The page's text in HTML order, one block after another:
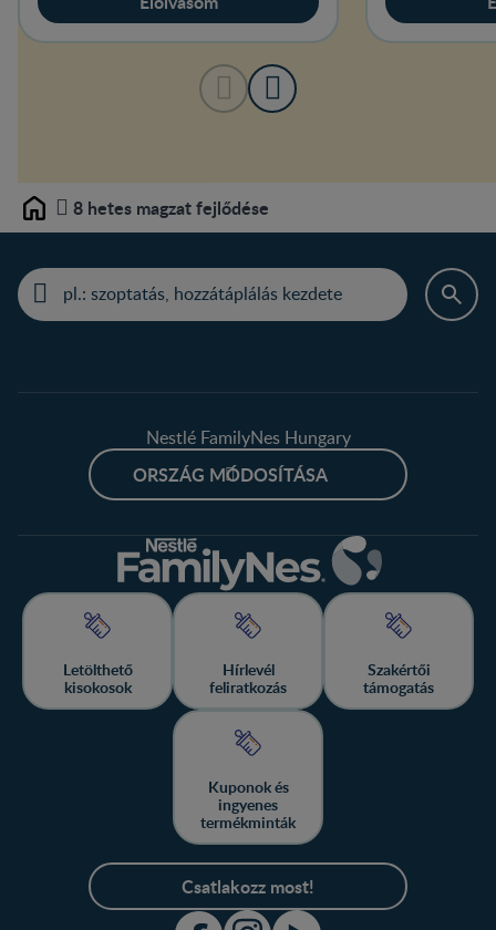
Home 8 hetes magzat fejlődése
Nestlé FamilyNes Hungary
ORSZÁG MÓDOSÍTÁSA
Letölthető
kisokosok
Hírlevél
feliratkozás
Szakértői
támogatás
Kuponok és
ingyenes
termékminták
Csatlakozz most!